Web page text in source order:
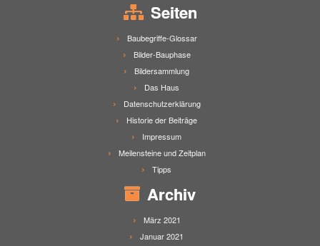
Seiten
Baubegriffe-Glossar
Bilder-Bauphase
Bildersammlung
Das Haus
Datenschutzerklärung
Historie der Beiträge
Impressum
Meilensteine und Zeitplan
Tipps
Archiv
März 2021
Januar 2021